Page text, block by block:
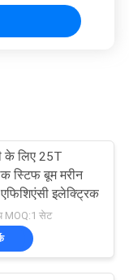
के लिए 25T
स्टिफ बूम मरीन
इलेक्ट्रिक
MOQ:1 सेट